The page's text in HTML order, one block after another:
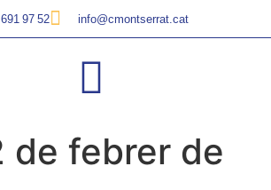
97 52 info@cmontserrat.cat
de febrer de